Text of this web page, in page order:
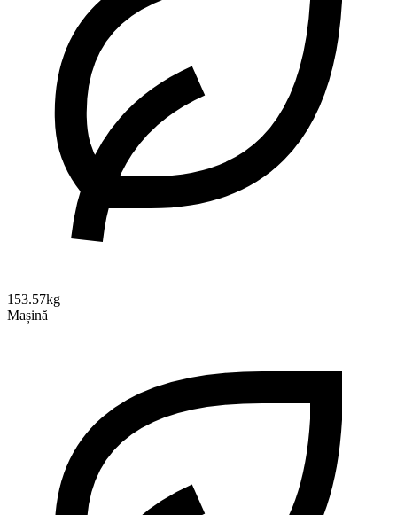
153.57kg
Mașină